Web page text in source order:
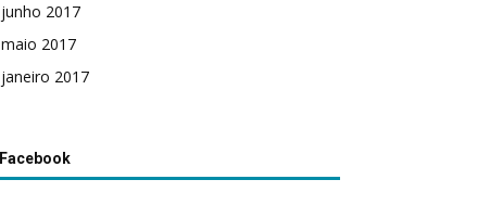
junho 2017
maio 2017
janeiro 2017
Facebook